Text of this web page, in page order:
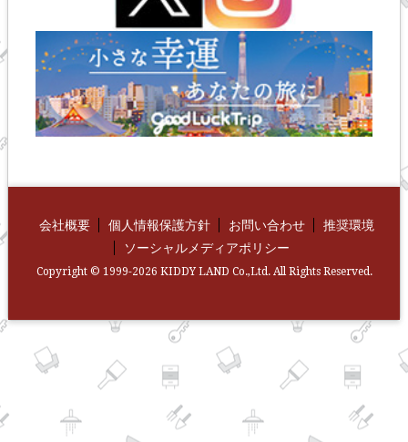
会社概要 個人情報保護方針 お問い合わせ
推奨環境
ソーシャルメディアポリシー
Copyright © 1999-2026 KIDDY LAND Co.,Ltd. All Rights Reserved.